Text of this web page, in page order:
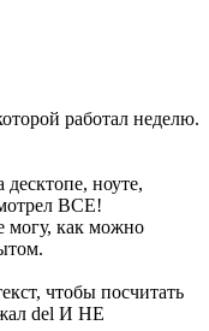
работал неделю.
ноуте,
ВСЕ!
могу, как можно
чтобы посчитать
del И НЕ